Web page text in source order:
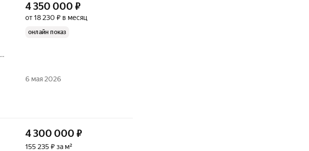
4 350 000 ₽
от 18 230 ₽ в месяц
онлайн показ
6 мая 2026
4 300 000 ₽
155 235 ₽ за м²